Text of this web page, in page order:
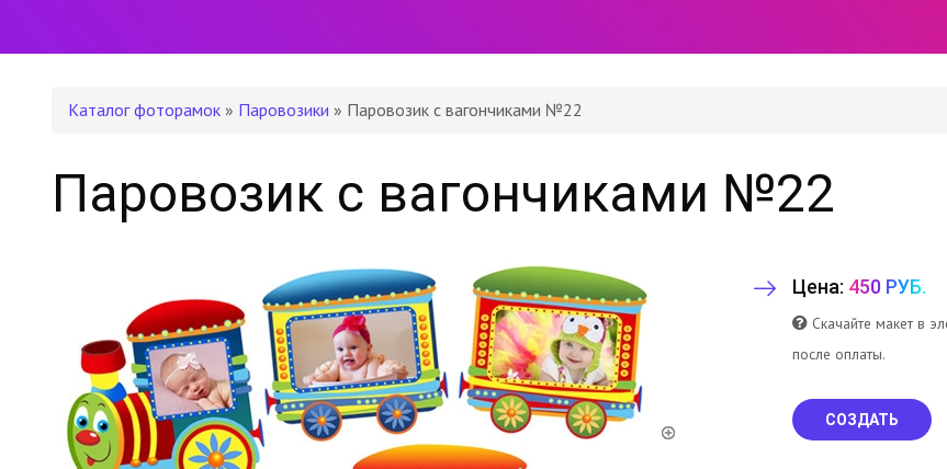
Каталог фоторамок » Паровозики » Паровозик с вагончиками №22
Паровозик с вагончиками №22
Цена: 450 РУБ.
Скачайте макет в
после оплаты.
СОЗДАТЬ